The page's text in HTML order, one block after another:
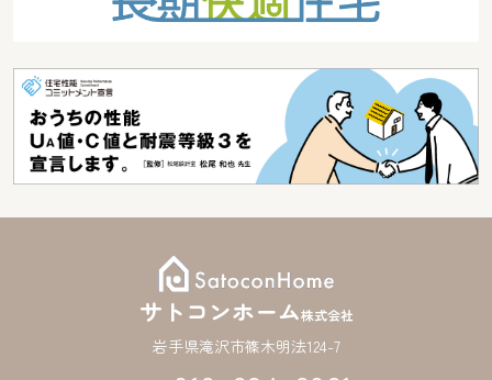
サトコンホーム株式会社
岩手県滝沢市篠木明法124-7